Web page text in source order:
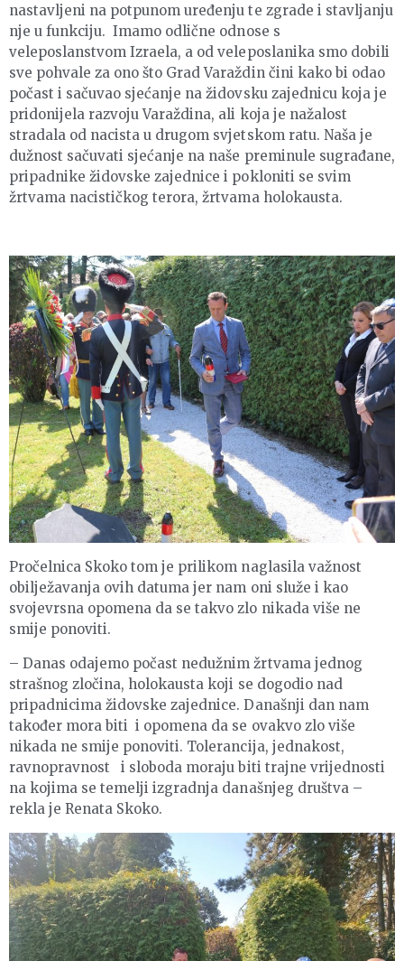
nastavljeni na potpunom uređenju te zgrade i stavljanju
nje u funkciju. Imamo odlične odnose s
veleposlanstvom Izraela, a od veleposlanika smo dobili
sve pohvale za ono što Grad Varaždin čini kako bi odao
počast i sačuvao sjećanje na židovsku zajednicu koja je
pridonijela razvoju Varaždina, ali koja je nažalost
stradala od nacista u drugom svjetskom ratu. Naša je
dužnost sačuvati sjećanje na naše preminule sugrađane,
pripadnike židovske zajednice i pokloniti se svim
žrtvama nacističkog terora, žrtvama holokausta.
Pročelnica Skoko tom je prilikom naglasila važnost
obilježavanja ovih datuma jer nam oni služe i kao
svojevrsna opomena da se takvo zlo nikada više ne
smije ponoviti.
– Danas odajemo počast nedužnim žrtvama jednog
strašnog zločina, holokausta koji se dogodio nad
pripadnicima židovske zajednice. Današnji dan nam
također mora biti i opomena da se ovakvo zlo više
nikada ne smije ponoviti. Tolerancija, jednakost,
ravnopravnost i sloboda moraju biti trajne vrijednosti
na kojima se temelji izgradnja današnjeg društva –
rekla je Renata Skoko.